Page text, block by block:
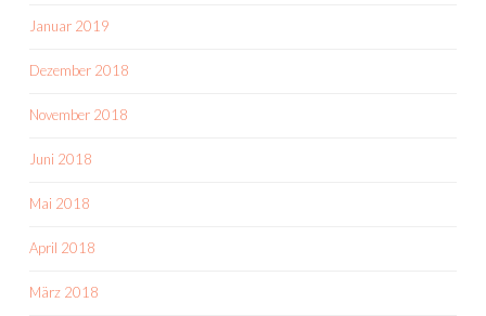
Januar 2019
Dezember 2018
November 2018
Juni 2018
Mai 2018
April 2018
März 2018